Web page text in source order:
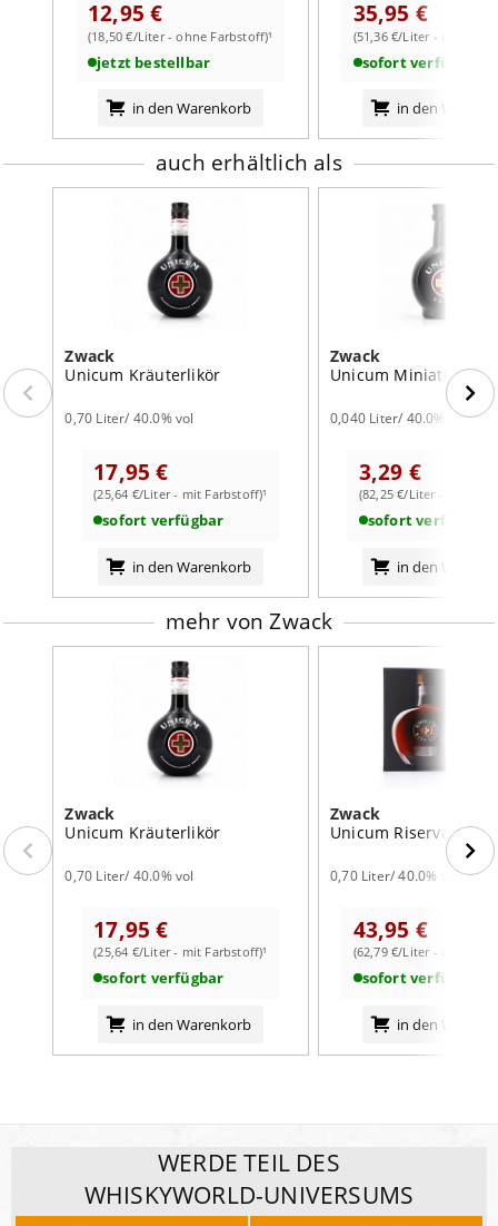
weiterlesen auf der Markenseite von Zwack
12,95 €
(18,50 €/Liter - ohne Farbstoff)¹
jetzt bestellbar
in den Warenkorb
35,95 €
(51,36 €/Liter - ohne
sofort verfügbar
in den
auch erhältlich als
Zwack
Unicum Kräuterlikör
0,70 Liter/ 40.0% vol
17,95 €
(25,64 €/Liter - mit Farbstoff)¹
sofort verfügbar
in den Warenkorb
Zwack
Unicum Miniatur
0,040 Liter/ 40.0% vol
3,29 €
(82,25 €/Liter - mit
sofort verfügbar
in den
mehr von Zwack
Zwack
Unicum Kräuterlikör
0,70 Liter/ 40.0% vol
17,95 €
(25,64 €/Liter - mit Farbstoff)¹
sofort verfügbar
in den Warenkorb
Zwack
Unicum Riserva
0,70 Liter/ 40.0% vol
43,95 €
(62,79 €/Liter - ohne
sofort verfügbar
in den
WERDE TEIL DES
WHISKYWORLD-UNIVERSUMS